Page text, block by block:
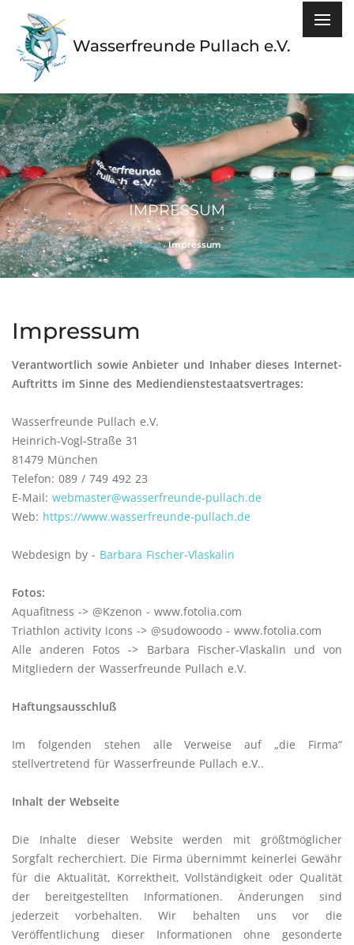
Wasserfreunde Pullach e.V.
IMPRESSUM
Home Impressum
Impressum
Verantwortlich sowie Anbieter und Inhaber dieses Internet-
Auftritts im Sinne des Mediendienstestaatsvertrages:
Wasserfreunde Pullach e.V.
Heinrich-Vogl-Straße 31
81479 München
Telefon: 089 / 749 492 23
E-Mail: webmaster@wasserfreunde-pullach.de
Web: https://www.wasserfreunde-pullach.de
Webdesign by - Barbara Fischer-Vlaskalin
Fotos:
Aquafitness -> @Kzenon - www.fotolia.com
Triathlon activity icons -> @sudowoodo - www.fotolia.com
Alle anderen Fotos -> Barbara Fischer-Vlaskalin und von
Mitgliedern der Wasserfreunde Pullach e.V.
Haftungsausschluß
Im folgenden stehen alle Verweise auf „die Firma“
stellvertretend für Wasserfreunde Pullach e.V..
Inhalt der Webseite
Die Inhalte dieser Website werden mit größtmöglicher
Sorgfalt recherchiert. Die Firma übernimmt keinerlei Gewähr
für die Aktualität, Korrektheit, Vollständigkeit oder Qualität
der bereitgestellten Informationen. Änderungen sind
jederzeit vorbehalten. Wir behalten uns vor die
Veröffentlichung dieser Informationen ohne gesonderte